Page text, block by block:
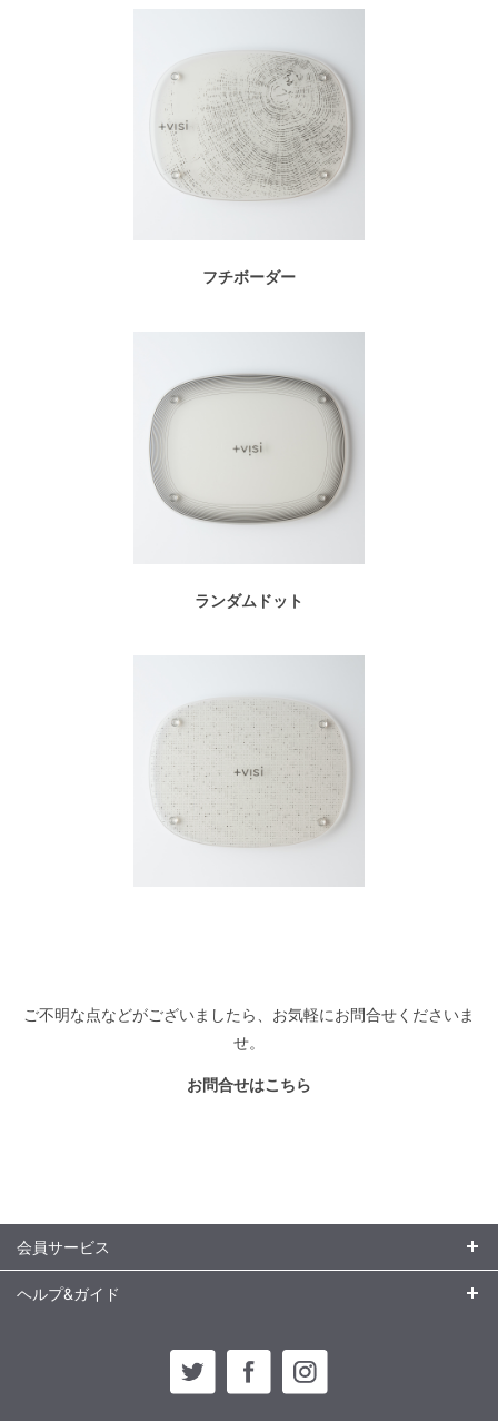
フチボーダー
ランダムドット
ご不明な点などがございましたら、お気軽にお問合せくださいま
せ。
お問合せはこちら
会員サービス
ヘルプ&ガイド